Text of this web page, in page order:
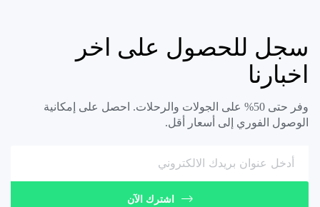
سجل للحصول على اخر
اخبارنا
وفر حتى 50% على الجولات والرحلات. احصل على إمكانية
الوصول الفوري إلى أسعار أقل.
اشترك الآن